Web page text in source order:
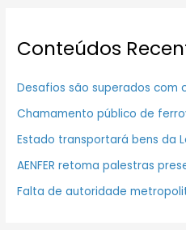
Conteúdos
Desafios são superados com
Chamamento público de
Estado transportará bens da
AENFER retoma palestras
Falta de autoridade